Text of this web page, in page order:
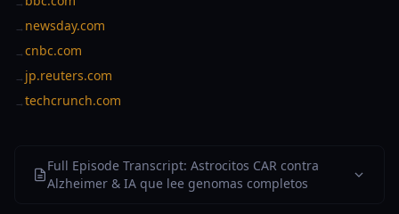
→ newsday.com
→cnbc.com
→ jp.reuters.com
→techcrunch.com
Full Episode Transcript: Astrocitos CAR contra
Alzheimer & IA que lee genomas completos